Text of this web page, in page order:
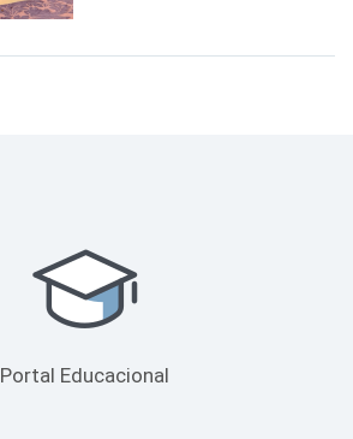
Portal Educacional